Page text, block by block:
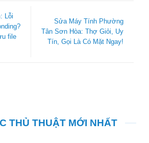
Lỗi
file
Sửa Máy Tính Phường
Tân Sơn Hòa: Thợ Giỏi, Uy
Tín, Gọi Là Có Mặt Ngay!
THỦ THUẬT MỚI NHẤT